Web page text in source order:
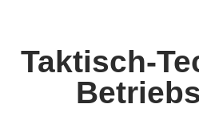
Taktisch-